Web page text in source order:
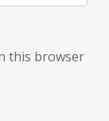
this browser